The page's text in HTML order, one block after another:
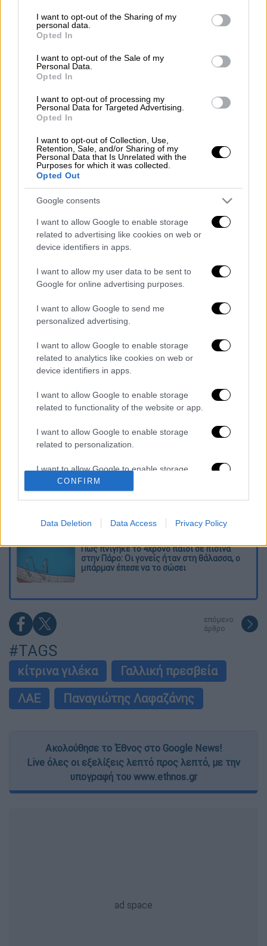
not limited to your visit or usage behaviour. You may click to
grant or deny consent to Google and its third-party tags to
use your data for below specified purposes in below Google
consent section.
I want to opt-out of the Sharing of my
personal data.
Opted In
I want to opt-out of the Sale of my
Personal Data.
Opted In
I want to opt-out of processing my
Personal Data for Targeted Advertising.
Opted In
I want to opt-out of Collection, Use,
Retention, Sale, and/or Sharing of my
Personal Data that Is Unrelated with the
Purposes for which it was collected.
Opted Out
Google consents
I want to allow Google to enable storage
related to advertising like cookies on web or
device identifiers in apps.
I want to allow my user data to be sent to
Google for online advertising purposes.
I want to allow Google to send me
personalized advertising.
I want to allow Google to enable storage
related to analytics like cookies on web or
device identifiers in apps.
I want to allow Google to enable storage
related to functionality of the website or app.
I want to allow Google to enable storage
related to personalization.
I want to allow Google to enable storage
related to security, including authentication
functionality and fraud prevention, and other
CONFIRM
Data Deletion Data Access Privacy Policy
4643313.jpg
4643315.jpg
Διαβάστε ακόμη
Συνελήφθησαν δύο μέλη μαφίας στο
Παλαιό Φάληρο - Οι εκβιασμοί, οι
και «μπουλντόγκ»
Βίντεο-σοκ από το μακελειό σε σχολείο
στην Ταϊλάνδη: Η στιγμή που ο 14χρονος
ανοίγει πυρ - Στους 9 ανέβηκαν οι νεκροί
Νέα αποχώρηση από το κόμμα Καρυστιανού:
φίμωση και δολοφονία χαρακτήρων»
Πώς πνίγηκε το 4χρονο παιδί σε πισίνα
στην Πάρο: Οι γονείς ήταν στη θάλασσα, ο
μπάρμαν έπεσε να το σώσει
επόμενο
άρθρο
#TAGS
κίτρινα γιλέκα
Γαλλική πρεσβεία
ΛΑΕ
Παναγιώτης Λαφαζάνης
Ακολούθησε το Έθνος στο Google News!
Live όλες οι εξελίξεις λεπτό προς λεπτό, με την
υπογραφή του www.ethnos.gr